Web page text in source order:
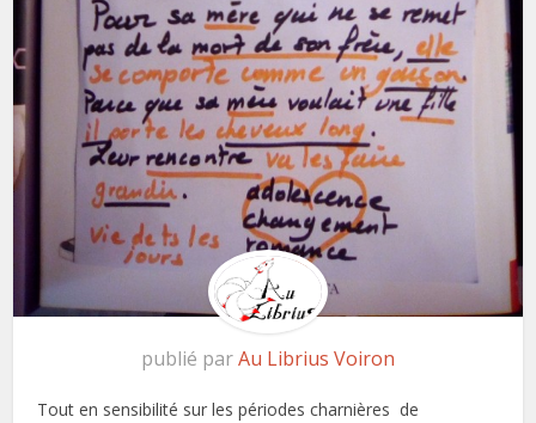
publié parAu Librius Voiron
Tout en sensibilité sur les périodes charnières de